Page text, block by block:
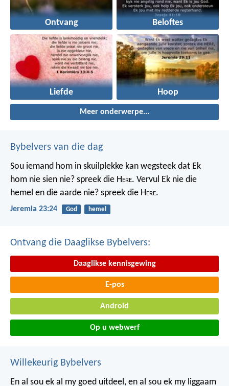
Ontvang Beloftes
Liefde Hoop
Meer onderwerpe...
Bybelvers van die dag
Sou iemand hom in skuilplekke kan wegsteek dat Ek
hom nie sien nie? spreek die Here. Vervul Ek nie die
hemel en die aarde nie? spreek die Here.
Jeremia 23:24 God hemel
Ontvang die Daaglikse Bybelvers:
Daaglikse kennisgewing
E-pos
Android
Op u webwerf
Willekeurig Bybelvers
En al sou ek al my goed uitdeel, en al sou ek my liggaam